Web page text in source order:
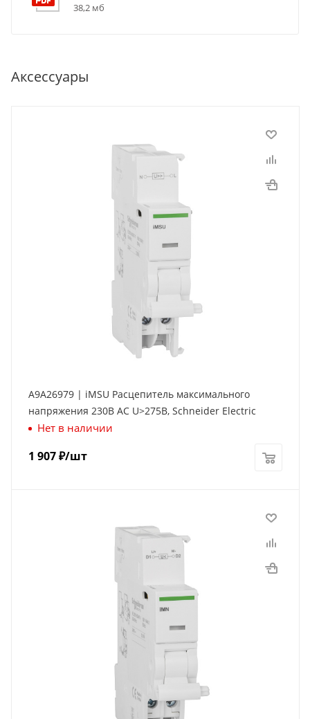
38,2 мб
Аксессуары
A9A26979 | iMSU Расцепитель максимального
напряжения 230В АС U>275В, Schneider Electric
Нет в наличии
1 907₽/шт